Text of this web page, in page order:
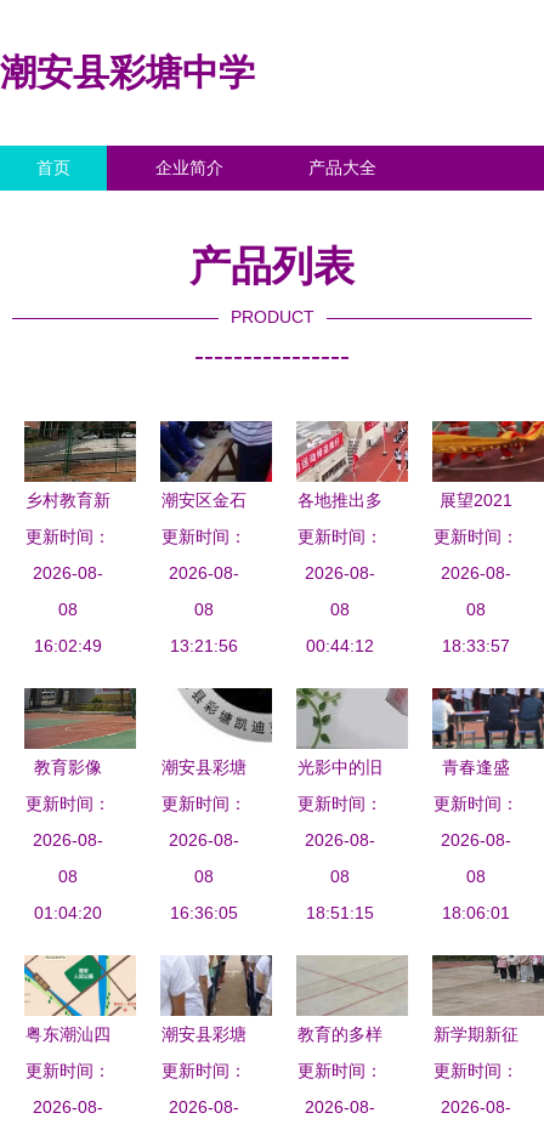
潮安县彩塘中学
首页 企业简介 产品大全
产品列表
PRODUCT
----------------
乡村教育新
篇章 祁阳
七里桥中学
与彩塘中学
的蜕变与挑
更新时间：
2026-08-
08
16:02:49
潮安区金石
中学2017-
2018学年
度开学典礼
暨颁奖大会
更新时间：
2026-08-
08
13:21:56
各地推出多
项举措护航
高考，为学
子撑起“安
全伞”——
中学积极备
考纪实
更新时间：
2026-08-
08
00:44:12
展望2021
富平县中小
学幼儿园与
潮安县彩塘
中学共迎新
更新时间：
2026-08-
08
18:33:57
教育影像
江陵县乡镇
学校与潮安
县彩塘中学
掠影
更新时间：
2026-08-
08
01:04:20
潮安县彩塘
凯迪克不锈
钢制品厂
更新时间：
2026-08-
08
16:36:05
光影中的旧
时光 潮安
县彩塘中艺
包装厂与彩
塘中学的相
更新时间：
2026-08-
08
18:51:15
青春逢盛
世，奋斗正
当时——方
城县实验初
中合唱比赛
更新时间：
2026-08-
08
18:06:01
粤东潮汕四
市与闽南漳
州经济大比
更新时间：
2026-08-
潮安县彩塘
中学 科技
与文科并重
更新时间：
2026-08-
教育的多样
性与共同追
求 封丘县
更新时间：
2026-08-
新学期新征
程 阜南县
玉泉中学与
更新时间：
2026-08-